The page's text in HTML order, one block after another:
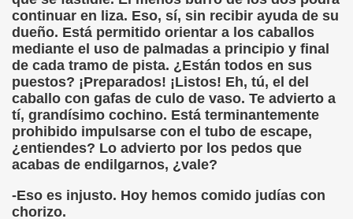
continuar en liza. Eso, sí, sin recibir ayuda de su
dueño. Está permitido orientar a los caballos
mediante el uso de palmadas a principio y final
de cada tramo de pista. ¿Están todos en sus
puestos? ¡Preparados! ¡Listos! Eh, tú, el del
caballo con gafas de culo de vaso. Te advierto a
tí, grandísimo cochino. Está terminantemente
prohibido impulsarse con el tubo de escape,
¿entiendes? Lo advierto por los pedos que
acabas de endilgarnos, ¿vale?
-Eso es injusto. Hoy hemos comido judías con
chorizo.
Maestro (F. Javier Bernal García)
Vicente (F. Javier Bernal)
Paz)
Figueroa)
(Puri Águila)
las Oposiciones (Elena Rodrigo)
(Luis Eduardo Martínez)